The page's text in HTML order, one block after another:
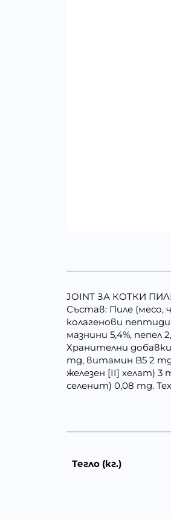
JOINT ЗА КОТКИ
Състав: Пиле (месо,
колагенови пептиди
мазнини 5,4%,
Хранителни
mg, витамин B5 2
железен [II] хелат) 3
селенит) 0,08 mg.
Тегло (кг.)